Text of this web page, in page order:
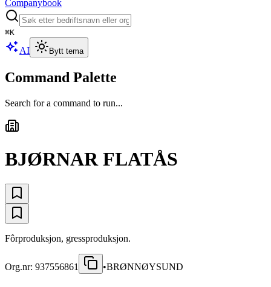
Companybook
⌘K
AI Bytt tema
Command Palette
Search for a command to run...
BJØRNAR FLATÅS
Fôrproduksjon, gressproduksjon.
Org.nr: 937556861 •BRØNNØYSUND